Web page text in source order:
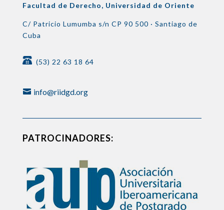
Facultad de Derecho, Universidad de Oriente
C/ Patricio Lumumba s/n CP 90 500 · Santiago de
Cuba
(53) 22 63 18 64
info@riidgd.org
PATROCINADORES: